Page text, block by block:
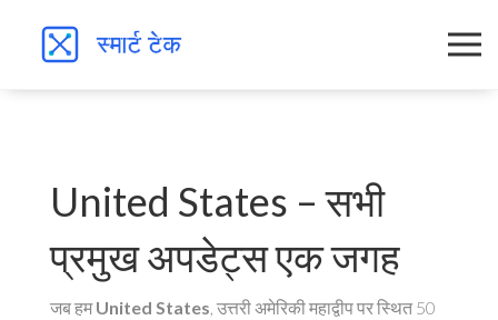
United States – सभी
प्रमुख अपडेट्स एक जगह
जब हमUnited States, उत्तरी अमेरिकी महाद्वीप पर स्थित 50